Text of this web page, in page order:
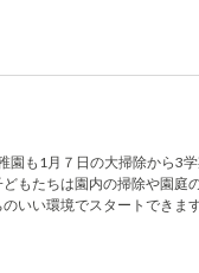
園も1月７日の大掃除から3
もたちは園内の掃除や園庭
いい環境でスタートできま